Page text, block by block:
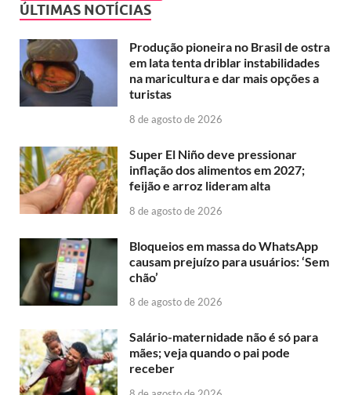
ÚLTIMAS NOTÍCIAS
Produção pioneira no Brasil de ostra
em lata tenta driblar instabilidades
na maricultura e dar mais opções a
turistas
8 de agosto de 2026
Super El Niño deve pressionar
inflação dos alimentos em 2027;
feijão e arroz lideram alta
8 de agosto de 2026
Bloqueios em massa do WhatsApp
causam prejuízo para usuários: ‘Sem
chão’
8 de agosto de 2026
Salário-maternidade não é só para
mães; veja quando o pai pode
receber